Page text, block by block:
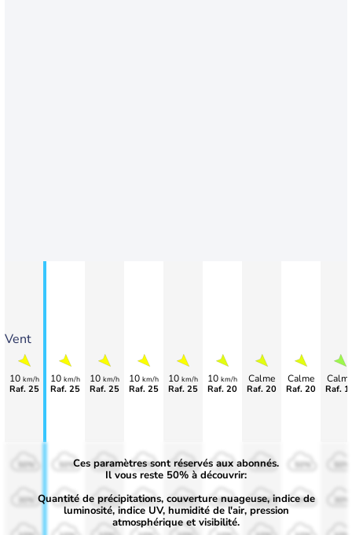
Vent
10 km/h
Raf. 25
10 km/h
Raf. 25
10 km/h
Raf. 25
10 km/h
Raf. 25
10 km/h
Raf. 25
10 km/h
Raf. 20
Calme
Raf. 20
Calme
Raf. 20 Raf.
50%
30%
50%
30%
50%
30%
50%
30%
50%
30%
50%
30%
50%
30%
Ces paramètres sont réservés aux abonnés.
Il vous reste 50% à découvrir:
Quantité de précipitations, couverture nuageuse, indice de
luminosité, indice UV, humidité de l'air, pression
atmosphérique et visibilité.